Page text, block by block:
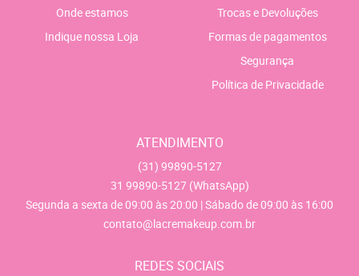
Onde estamos
Indique nossa Loja
Trocas e Devoluções
Formas de pagamentos
Segurança
Política de Privacidade
ATENDIMENTO
(31) 99890-5127
31 99890-5127 (WhatsApp)
Segunda a sexta de 09:00 às 20:00 | Sábado de 09:00 às 16:00
contato@lacremakeup.com.br
REDES SOCIAIS